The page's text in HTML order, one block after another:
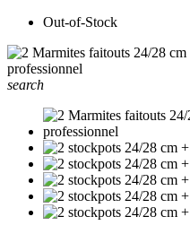
Out-of-Stock
search